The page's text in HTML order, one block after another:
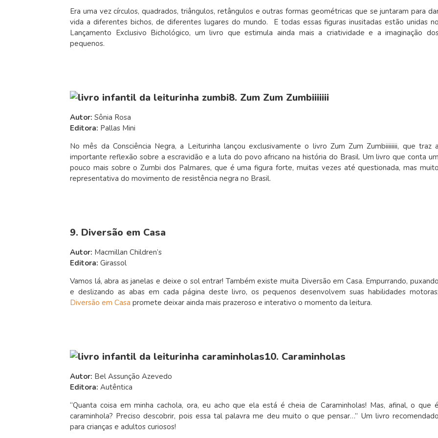
Era uma vez círculos, quadrados, triângulos, retângulos e outras formas geométricas que se juntaram para
vida a diferentes bichos, de diferentes lugares do mundo. E todas essas figuras inusitadas estão unidas no
Lançamento Exclusivo Bichológico, um livro que estimula ainda mais a criatividade e a imaginação
pequenos.
8. Zum Zum Zumbiiiiiii
Autor: Sônia Rosa
Editora: Pallas Mini
No mês da Consciência Negra, a Leiturinha lançou exclusivamente o livro Zum Zum Zumbiiiiiiii, que traz a
importante reflexão sobre a escravidão e a luta do povo africano na história do Brasil. Um livro que conta um
pouco mais sobre o Zumbi dos Palmares, que é uma figura forte, muitas vezes até questionada, mas muito
representativa do movimento de resistência negra no Brasil.
9. Diversão em Casa
Autor: Macmillan Children’s
Editora: Girassol
Vamos lá, abra as janelas e deixe o sol entrar! Também existe muita Diversão em Casa. Empurrando, puxando
e deslizando as abas em cada página deste livro, os pequenos desenvolvem suas habilidades motoras;
Diversão em Casa promete deixar ainda mais prazeroso e interativo o momento da leitura.
10. Caraminholas
Autor: Bel Assunção Azevedo
Editora: Autêntica
“Quanta coisa em minha cachola, ora, eu acho que ela está é cheia de Caraminholas! Mas, afinal, o que é
caraminhola? Preciso descobrir, pois essa tal palavra me deu muito o que pensar…” Um livro recomendado
para crianças e adultos curiosos!